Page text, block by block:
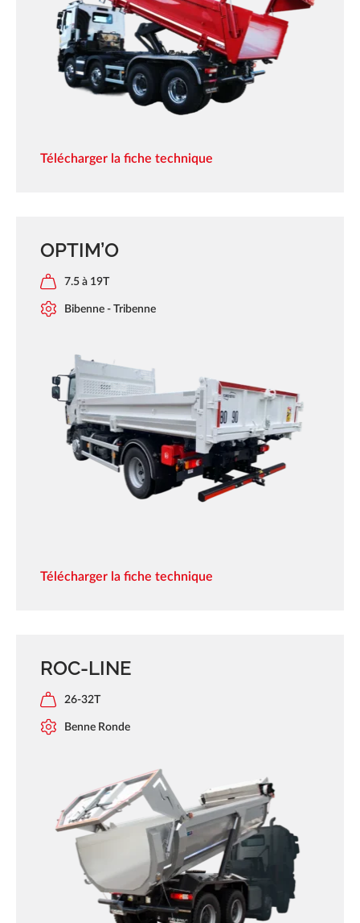
Télécharger la fiche technique
OPTIM’O
7.5 à 19T
Bibenne - Tribenne
Télécharger la fiche technique
ROC-LINE
26-32T
Benne Ronde